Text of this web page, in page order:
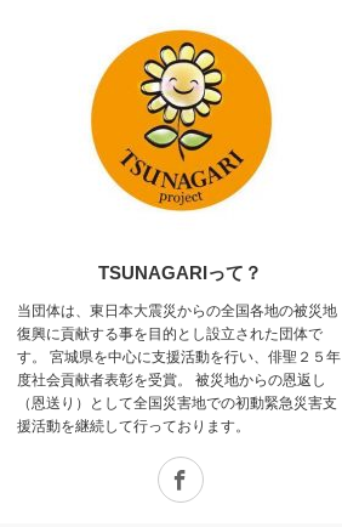
TSUNAGARIって？
当団体は、東日本大震災からの全国各地の被災地
復興に貢献する事を目的とし設立された団体で
す。 宮城県を中心に支援活動を行い、俳聖２５年
度社会貢献者表彰を受賞。 被災地からの恩返し
（恩送り）として全国災害地での初動緊急災害支
援活動を継続して行っております。